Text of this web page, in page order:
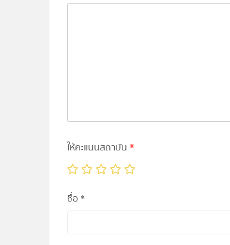
ให้คะแนนสถาบัน *
ชื่อ*